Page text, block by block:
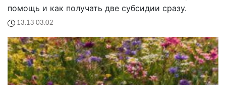
помощь и как получать две субсидии сразу.
13:13 03.02